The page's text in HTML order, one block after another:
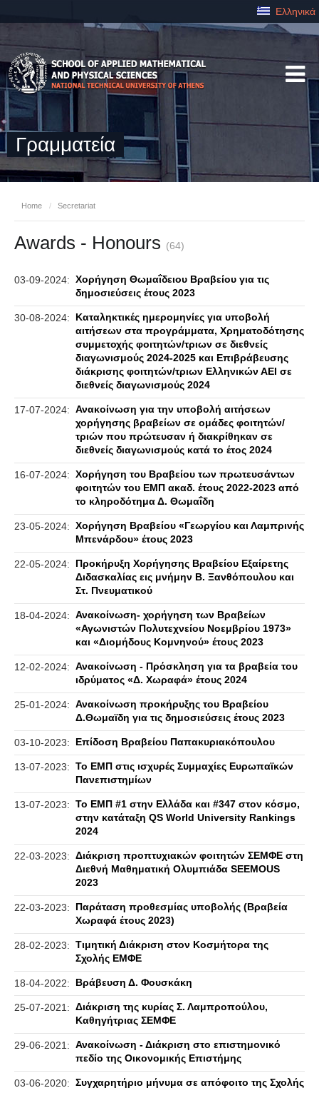
Ελληνικά
Γραμματεία
Home / Secretariat
Awards - Honours (64)
03-09-2024: Χορήγηση Θωμαΐδειου Βραβείου για τις
δημοσιεύσεις έτους 2023
30-08-2024:
Καταληκτικές ημερομηνίες για υποβολή
αιτήσεων στα προγράμματα, Χρηματοδότησης
συμμετοχής φοιτητών/τριων σε διεθνείς
διαγωνισμούς 2024-2025 και Επιβράβευσης
διάκρισης φοιτητών/τριων Ελληνικών ΑΕΙ σε
διεθνείς διαγωνισμούς 2024
17-07-2024: Ανακοίνωση για την υποβολή αιτήσεων
χορήγησης βραβείων σε ομάδες φοιτητών/
τριών που πρώτευσαν ή διακρίθηκαν σε
διεθνείς διαγωνισμούς κατά το έτος 2024
16-07-2024: Χορήγηση του Βραβείου των πρωτευσάντων
φοιτητών του ΕΜΠ ακαδ. έτους 2022-2023 από
το κληροδότημα Δ. Θωμαΐδη
23-05-2024: Χορήγηση Βραβείου «Γεωργίου και Λαμπρινής
Μπενάρδου» έτους 2023
22-05-2024:
Προκήρυξη Χορήγησης Βραβείου Εξαίρετης
Διδασκαλίας εις μνήμην Β. Ξανθόπουλου και
Στ. Πνευματικού
18-04-2024: Ανακοίνωση- χορήγηση των Βραβείων
«Αγωνιστών Πολυτεχνείου Νοεμβρίου 1973»
και «Διομήδους Κομνηνού» έτους 2023
12-02-2024: Ανακοίνωση - Πρόσκληση για τα βραβεία του
ιδρύματος «Δ. Χωραφά» έτους 2024
25-01-2024: Ανακοίνωση προκήρυξης του Βραβείου
Δ.Θωμαϊδη για τις δημοσιεύσεις έτους 2023
03-10-2023: Επίδοση Βραβείου Παπακυριακόπουλου
13-07-2023: Το ΕΜΠ στις ισχυρές Συμμαχίες Ευρωπαϊκών
Πανεπιστημίων
13-07-2023: Το ΕΜΠ #1 στην Ελλάδα και #347 στον κόσμο,
στην κατάταξη QS World University Rankings
2024
22-03-2023: Διάκριση προπτυχιακών φοιτητών ΣΕΜΦΕ στη
Διεθνή Μαθηματική Ολυμπιάδα SEEMOUS
2023
22-03-2023:
Παράταση προθεσμίας υποβολής (Βραβεία
Χωραφά έτους 2023)
28-02-2023: Τιμητική Διάκριση στον Κοσμήτορα της
Σχολής ΕΜΦΕ
18-04-2022: Βράβευση Δ. Φουσκάκη
25-07-2021: Διάκριση της κυρίας Σ. Λαμπροπούλου,
Καθηγήτριας ΣΕΜΦΕ
29-06-2021: Ανακοίνωση - Διάκριση στο επιστημονικό
πεδίο της Οικονομικής Επιστήμης
03-06-2020: Συγχαρητήριο μήνυμα σε απόφοιτο της Σχολής